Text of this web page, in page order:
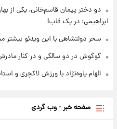
دو دختر پیمان قاسم‌خانی، یکی از
ابراهیمی؛ در یک قاب!
سحر دولتشاهی با این ویدئو
گوگوش در دو سالگی و در کنار مادرش؛
الهام پاوه‌نژاد با ورزش لاکچری و
صفحه خبر - وب گردی